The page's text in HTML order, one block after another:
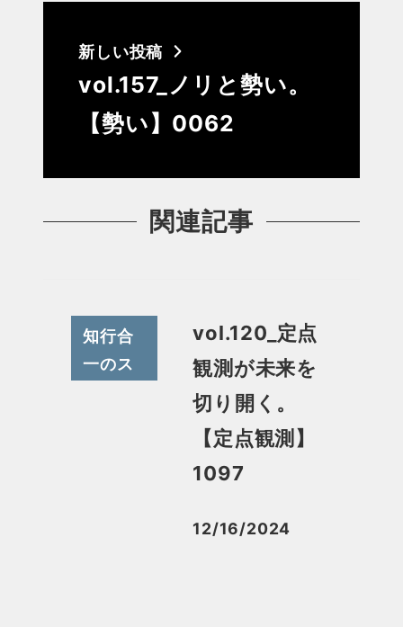
新しい投稿
vol.157_ノリと勢い。
【勢い】0062
関連記事
知行合
一のス
vol.120_定点
観測が未来を
切り開く。
【定点観測】
1097
投稿日
12/16/2024